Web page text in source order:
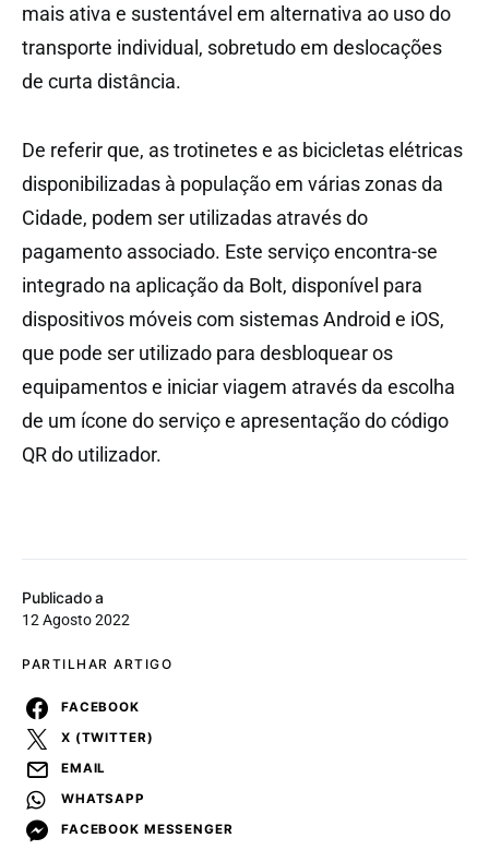
Publicado a
12 Agosto 2022
PARTILHAR ARTIGO
FACEBOOK
X (TWITTER)
EMAIL
WHATSAPP
FACEBOOK MESSENGER
mais ativa e sustentável em alternativa ao uso do
transporte individual, sobretudo em deslocações
de curta distância.
De referir que, as trotinetes e as bicicletas elétricas
disponibilizadas à população em várias zonas da
Cidade, podem ser utilizadas através do
pagamento associado. Este serviço encontra-se
integrado na aplicação da Bolt, disponível para
dispositivos móveis com sistemas Android e iOS,
que pode ser utilizado para desbloquear os
equipamentos e iniciar viagem através da escolha
de um ícone do serviço e apresentação do código
QR do utilizador.